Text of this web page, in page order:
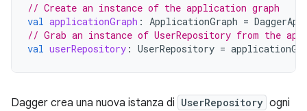
// Create an instance of the application graph
val applicationGraph : ApplicationGraph =
// Grab an instance of UserRepository from the
val userRepository : UserRepository =
Dagger crea una nuova istanza di UserRepository ogni